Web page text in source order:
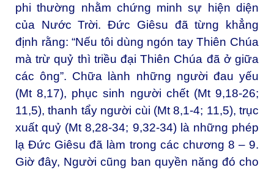
phi thường nhằm chứng minh sự hiện diện
của Nước Trời. Đức Giêsu đã từng khẳng
định rằng: “Nếu tôi dùng ngón tay Thiên Chúa
mà trừ quỷ thì triều đại Thiên Chúa đã ở giữa
các ông”. Chữa lành những người đau yếu
(Mt 8,17), phục sinh người chết (Mt 9,18-26;
11,5), thanh tẩy người cùi (Mt 8,1-4; 11,5), trục
xuất quỷ (Mt 8,28-34; 9,32-34) là những phép
lạ Đức Giêsu đã làm trong các chương 8 – 9.
Giờ đây, Người cũng ban quyền năng đó cho